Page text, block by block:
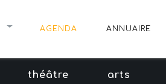
AGENDA ANNUAIRE
théâtre arts